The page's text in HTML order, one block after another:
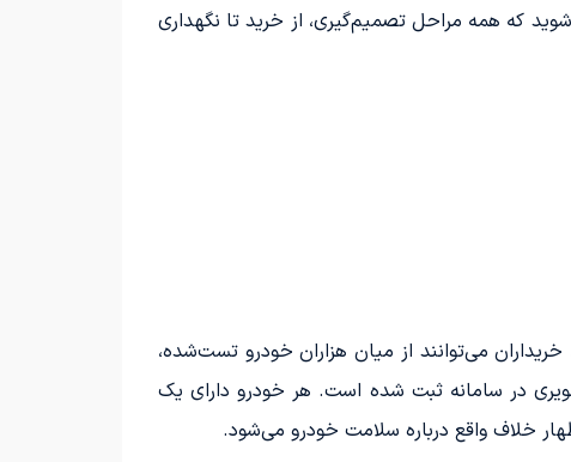
که همه مراحل تصمیم‌گیری، از خرید تا نگهداری
می‌توانند از میان هزاران خودرو تست‌شده،
در سامانه ثبت شده است. هر خودرو دارای یک
خلاف واقع درباره سلامت خودرو می‌شود.